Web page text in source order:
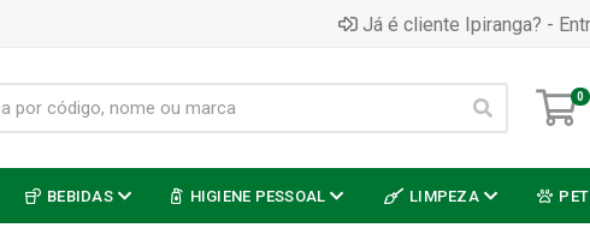
Já é cliente Ipiranga? -
0
BEBIDAS HIGIENE PESSOAL LIMPEZA PET